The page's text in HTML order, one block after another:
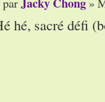
hé, sacré défi